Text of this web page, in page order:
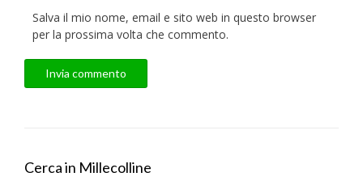
Salva il mio nome, email e sito web in questo browser
per la prossima volta che commento.
Cerca in Millecolline